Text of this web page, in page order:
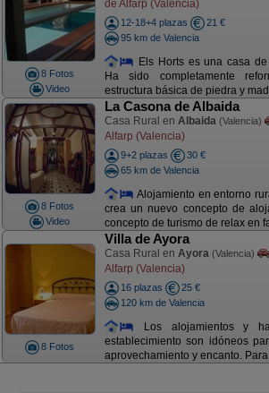
8 Fotos
Video
de Alfarp (Valencia)
12-18+4 plazas
21 €
95 km de Valencia
Els Horts es una casa
Ha sido completamente
estructura básica de piedra y
8 Fotos
Video
La Casona de Albaida
Casa Rural en Albaida (Valencia)
Alfarp (Valencia)
9+2 plazas
30 €
65 km de Valencia
Alojamiento en entorno
crea un nuevo concepto de
concepto de turismo de relax en
8 Fotos
Villa de Ayora
Casa Rural en Ayora (Valencia)
Alfarp (Valencia)
16 plazas
25 €
120 km de Valencia
Los alojamientos y
establecimiento son idóneos
aprovechamiento y encanto.